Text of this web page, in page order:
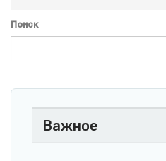
Поиск
Важное